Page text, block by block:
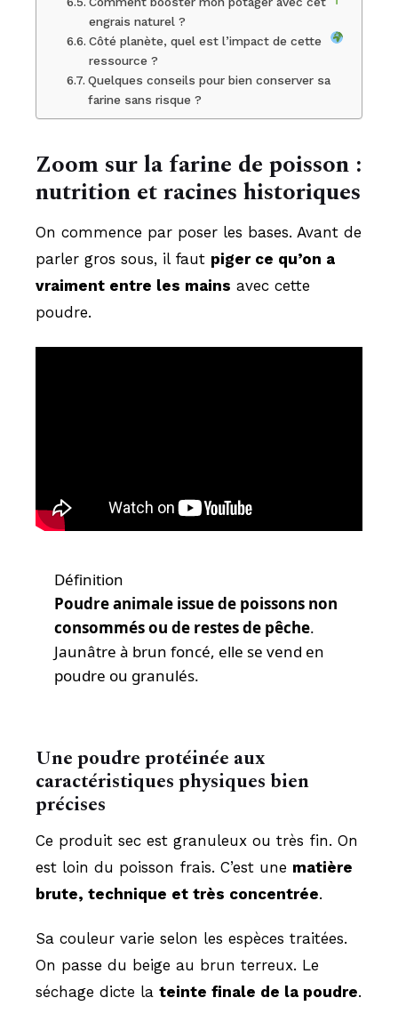
engrais naturel ?
Côté planète, quel est l’impact de cette
ressource ?
Quelques conseils pour bien conserver sa
farine sans risque ?
Zoom sur la farine de poisson :
nutrition et racines historiques
On commence par poser les bases. Avant de
parler gros sous, il faut piger ce qu’on a
vraiment entre les mains avec cette
poudre.
Définition
Poudre animale issue de poissons non
consommés ou de restes de pêche.
Jaunâtre à brun foncé, elle se vend en
poudre ou granulés.
Une poudre protéinée aux
caractéristiques physiques bien
précises
Ce produit sec est granuleux ou très fin. On
est loin du poisson frais. C’est une matière
brute, technique et très concentrée.
Sa couleur varie selon les espèces traitées.
On passe du beige au brun terreux. Le
séchage dicte la teinte finale de la poudre.